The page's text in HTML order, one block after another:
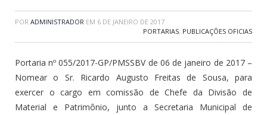
POR ADMINISTRADOR EM 6 DE JANEIRO DE 2017
PORTARIAS, PUBLICAÇÕES OFICIAS
Portaria nº 055/2017-GP/PMSSBV de 06 de janeiro de 2017 –
Nomear o Sr. Ricardo Augusto Freitas de Sousa, para
exercer o cargo em comissão de Chefe da Divisão de
Material e Patrimônio, junto a Secretaria Municipal de